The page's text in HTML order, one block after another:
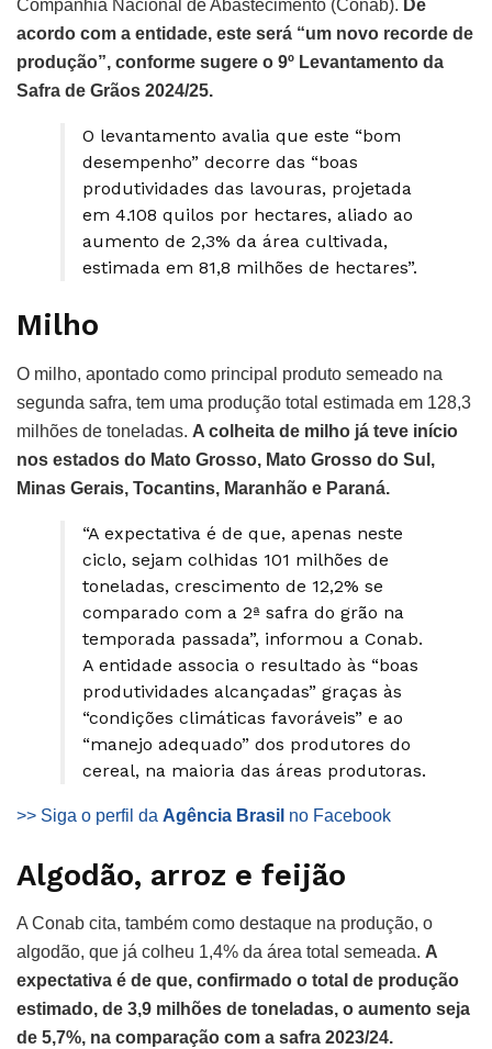
Companhia Nacional de Abastecimento (Conab). De
acordo com a entidade, este será “um novo recorde de
produção”, conforme sugere o 9º Levantamento da
Safra de Grãos 2024/25.
O levantamento avalia que este “bom
desempenho” decorre das “boas
produtividades das lavouras, projetada
em 4.108 quilos por hectares, aliado ao
aumento de 2,3% da área cultivada,
estimada em 81,8 milhões de hectares”.
Milho
O milho, apontado como principal produto semeado na
segunda safra, tem uma produção total estimada em 128,3
milhões de toneladas. A colheita de milho já teve início
nos estados do Mato Grosso, Mato Grosso do Sul,
Minas Gerais, Tocantins, Maranhão e Paraná.
“A expectativa é de que, apenas neste
ciclo, sejam colhidas 101 milhões de
toneladas, crescimento de 12,2% se
comparado com a 2ª safra do grão na
temporada passada”, informou a Conab.
A entidade associa o resultado às “boas
produtividades alcançadas” graças às
“condições climáticas favoráveis” e ao
“manejo adequado” dos produtores do
cereal, na maioria das áreas produtoras.
>> Siga o perfil da Agência Brasil no Facebook
Algodão, arroz e feijão
A Conab cita, também como destaque na produção, o
algodão, que já colheu 1,4% da área total semeada. A
expectativa é de que, confirmado o total de produção
estimado, de 3,9 milhões de toneladas, o aumento seja
de 5,7%, na comparação com a safra 2023/24.